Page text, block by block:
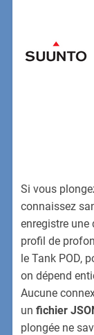
Si vous
connaissez
enregistre
profil de
le Tank POD,
on dépend
Aucune
unfichier
plongée ne